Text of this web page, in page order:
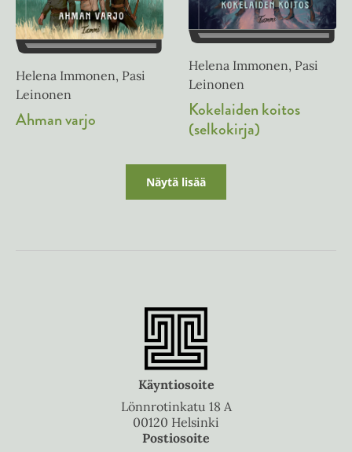
Helena Immonen, Pasi
Leinonen
Ahman varjo
Helena Immonen, Pasi
Leinonen
Kokelaiden koitos
(selkokirja)
Näytä lisää
Käyntiosoite
Lönnrotinkatu 18 A
00120 Helsinki
Postiosoite